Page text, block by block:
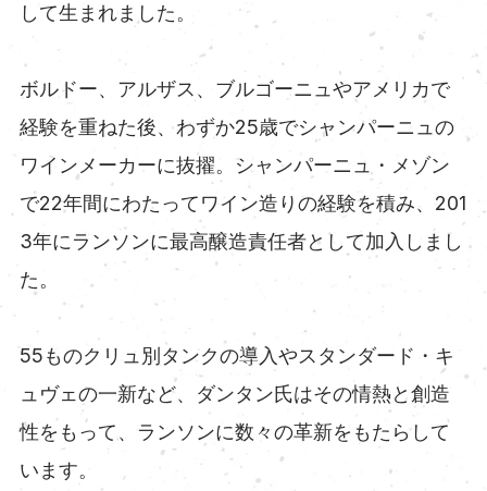
して生まれました。
ボルドー、アルザス、ブルゴーニュやアメリカで
経験を重ねた後、わずか25歳でシャンパーニュの
ワインメーカーに抜擢。シャンパーニュ・メゾン
で22年間にわたってワイン造りの経験を積み、201
3年にランソンに最高醸造責任者として加入しまし
た。
55ものクリュ別タンクの導入やスタンダード・キ
ュヴェの一新など、ダンタン氏はその情熱と創造
性をもって、ランソンに数々の革新をもたらして
います。